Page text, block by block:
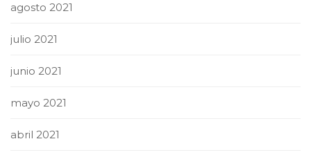
agosto 2021
julio 2021
junio 2021
mayo 2021
abril 2021